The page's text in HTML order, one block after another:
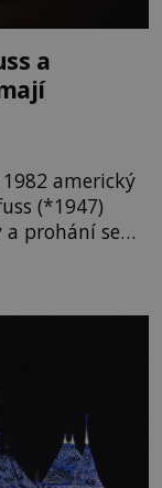
a
americký
(*1947)
prohání se
ze
to Dreyfuss